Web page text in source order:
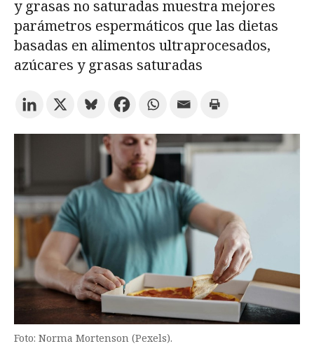
Prueba la búsqueda avanzada
Suscríbete a los boletines electrónicos de la URV
ESPAÑOL CATALÀ
y grasas no saturadas muestra mejores
parámetros espermáticos que las dietas
basadas en alimentos ultraprocesados,
azúcares y grasas saturadas
Foto: Norma Mortenson (Pexels).